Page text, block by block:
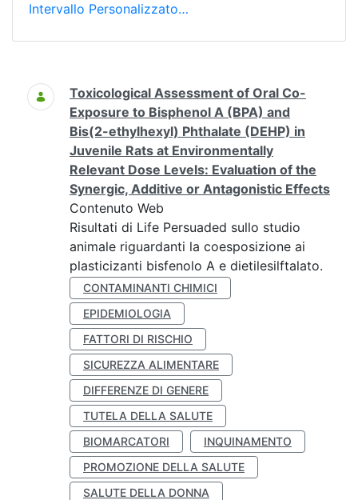
Intervallo Personalizzato…
Ricerca
Toxicological Assessment of Oral Co-
Exposure to Bisphenol A (BPA) and
Bis(2-ethylhexyl) Phthalate (DEHP) in
Juvenile Rats at Environmentally
Relevant Dose Levels: Evaluation of the
Synergic, Additive or Antagonistic Effects
Contenuto Web
Risultati di Life Persuaded sullo studio
animale riguardanti la coesposizione ai
plasticizanti bisfenolo A e dietilesilftalato.
CONTAMINANTI CHIMICI
EPIDEMIOLOGIA
FATTORI DI RISCHIO
SICUREZZA ALIMENTARE
DIFFERENZE DI GENERE
TUTELA DELLA SALUTE
BIOMARCATORI
INQUINAMENTO
PROMOZIONE DELLA SALUTE
SALUTE DELLA DONNA